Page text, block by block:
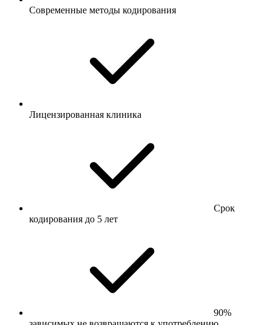
Современные методы кодирования
Лицензированная клиника
Срок
кодирования до 5 лет
90%